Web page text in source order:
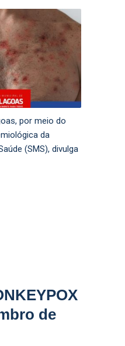
por meio do
da
(SMS), divulga
de